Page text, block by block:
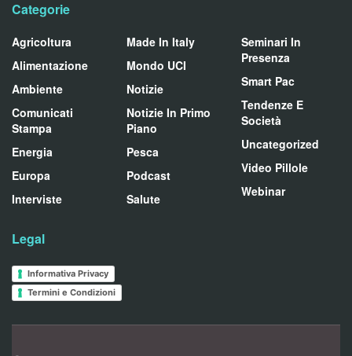
Categorie
Agricoltura
Alimentazione
Ambiente
Comunicati
Stampa
Energia
Europa
Interviste
Made In Italy
Mondo UCI
Notizie
Notizie In Primo
Piano
Pesca
Podcast
Salute
Seminari In
Presenza
Smart Pac
Tendenze E
Società
Uncategorized
Video Pillole
Webinar
Legal
Informativa Privacy
Termini e Condizioni